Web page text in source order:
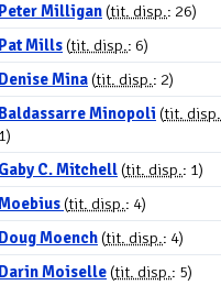
Peter Milligan(tit. disp.: 26)
Pat Mills(tit. disp.: 6)
Denise Mina(tit. disp.: 2)
Baldassarre Minopoli (tit. disp.
1)
Gaby C. Mitchell(tit. disp.: 1)
(tit. disp.: 4)
Doug Moench(tit. disp.: 4)
Darin Moiselle(tit. disp.: 5)